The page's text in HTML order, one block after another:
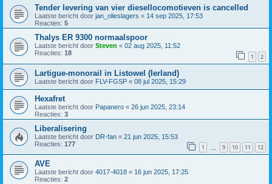
Tender levering van vier diesellocomotieven is cancelled
Laatste bericht door jan_olieslagers « 14 sep 2025, 17:53
Reacties: 5
Thalys ER 9300 normaalspoor
Laatste bericht door Steven « 02 aug 2025, 11:52
Reacties: 18 1 2
Lartigue-monorail in Listowel (Ierland)
Laatste bericht door FLV-FGSP « 08 jul 2025, 15:29
Hexafret
Laatste bericht door Papanero « 26 jun 2025, 23:14
Reacties: 3
Liberalisering
Laatste bericht door DR-fan « 21 jun 2025, 15:53
Reacties: 177 1 9 10 11 12
AVE
Laatste bericht door 4017-4018 « 16 jun 2025, 17:25
Reacties: 2